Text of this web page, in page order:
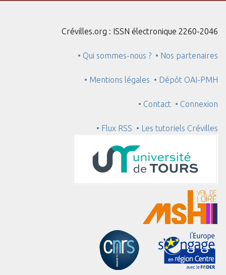
Crévilles.org : ISSN électronique 2260-2046
• Qui sommes-nous ? • Nos partenaires
• Mentions légales • Dépôt OAI-PMH
• Contact • Connexion
• Flux RSS • Les tutoriels Crévilles